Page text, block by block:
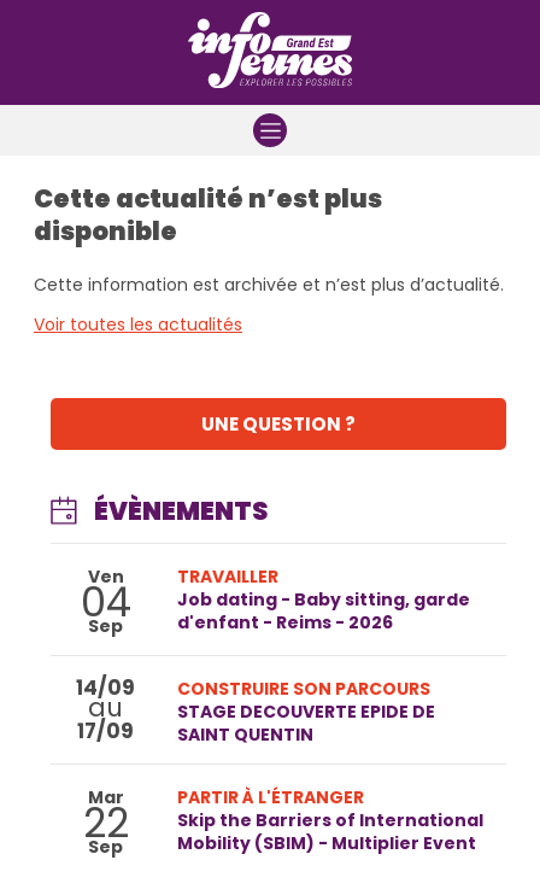
Cette actualité n’est plus
disponible
Cette information est archivée et n’est plus d’actualité.
Voir toutes les actualités
UNE QUESTION ?
ÉVÈNEMENTS
Ven
04
Sep
TRAVAILLER
Job dating - Baby sitting, garde
d'enfant - Reims - 2026
14/09
au
17/09
CONSTRUIRE SON PARCOURS
STAGE DECOUVERTE EPIDE DE
SAINT QUENTIN
Mar
22
Sep
PARTIR À L'ÉTRANGER
Skip the Barriers of International
Mobility (SBIM) - Multiplier Event